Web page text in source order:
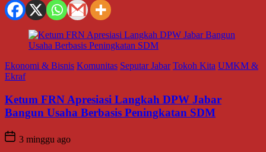
Ekonomi & Bisnis Komunitas Seputar Jabar Tokoh Kita UMKM &
Ekraf
Ketum FRN Apresiasi Langkah DPW Jabar
Bangun Usaha Berbasis Peningkatan SDM
3 minggu ago